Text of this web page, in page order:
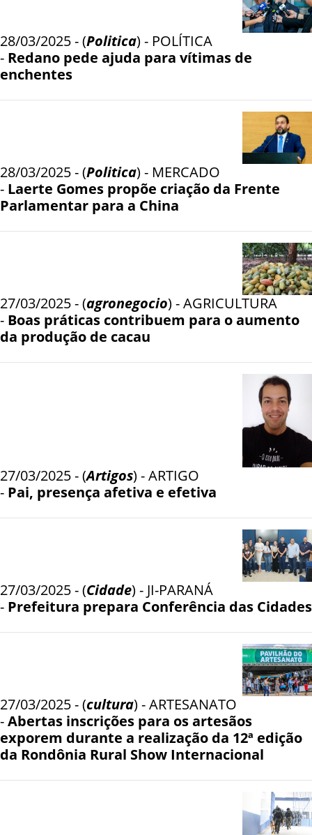
28/03/2025 - (Politica) - POLÍTICA
- Redano pede ajuda para vítimas de
enchentes
28/03/2025 - (Politica) - MERCADO
- Laerte Gomes propõe criação da Frente
Parlamentar para a China
27/03/2025 - (agronegocio) - AGRICULTURA
- Boas práticas contribuem para o aumento
da produção de cacau
27/03/2025 - (Artigos) - ARTIGO
- Pai, presença afetiva e efetiva
27/03/2025 - (Cidade) - JI-PARANÁ
- Prefeitura prepara Conferência das Cidades
27/03/2025 - (cultura) - ARTESANATO
-Abertas inscrições para os artesãos
exporem durante a realização da 12ª edição
da Rondônia Rural Show Internacional